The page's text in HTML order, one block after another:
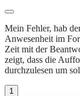
Mein Fehler, hab
Anwesenheit im
Zeit mit der
zeigt, dass die
durchzulesen um
1